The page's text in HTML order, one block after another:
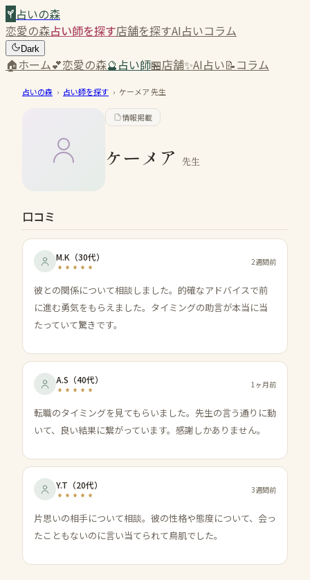
占いの森
恋愛の森占い師を探す店舗を探すAI占いコラム
Dark
🏠ホーム💕恋愛の森🔮占い師🏪店舗✨AI占い📝コラム
占いの森 › 占い師を探す › ケーメア先生
情報掲載
ケーメア 先生
口コミ
M.K （30代） 2週間前
彼との関係について相談しました。的確なアドバイスで前
に進む勇気をもらえました。タイミングの助言が本当に当
たっていて驚きです。
A.S （40代） 1ヶ月前
転職のタイミングを見てもらいました。先生の言う通りに動
いて、良い結果に繋がっています。感謝しかありません。
Y.T （20代） 3週間前
片思いの相手について相談。彼の性格や態度について、会っ
たこともないのに言い当てられて鳥肌でした。